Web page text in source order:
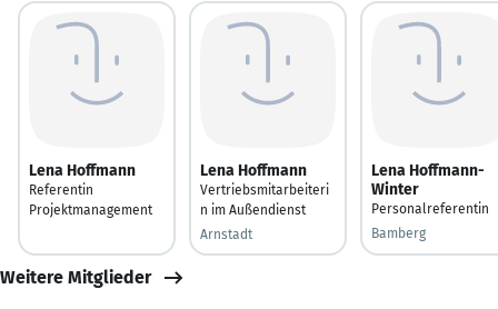
Lena Hoffmann
Referentin
Projektmanagement
Lena Hoffmann
Vertriebsmitarbeiteri
n im Außendienst
Arnstadt
Lena Hoffmann-
Winter
Personalreferentin
Bamberg
Weitere Mitglieder